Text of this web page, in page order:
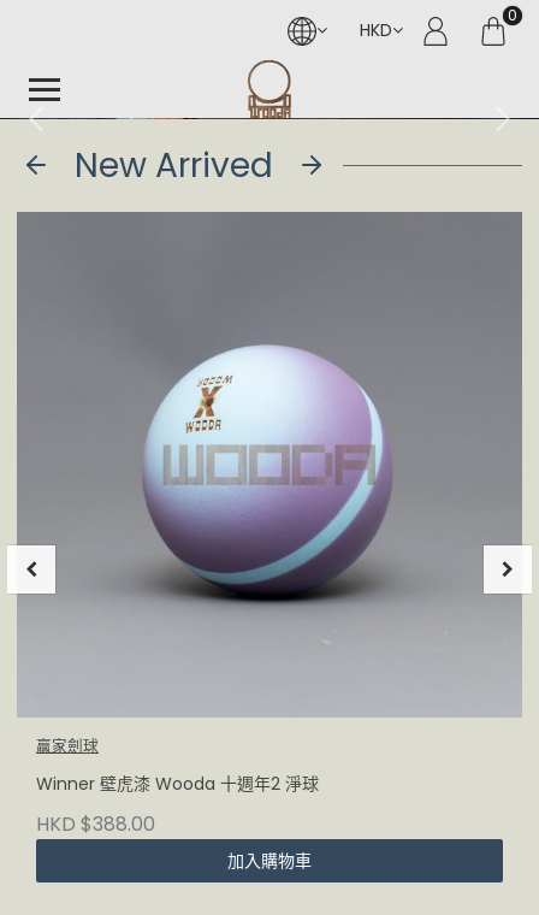
HKD
0
New Arrived
贏家劍球
Winner 壁虎漆 Wooda 十週年2 淨球
HKD $388.00
加入購物車